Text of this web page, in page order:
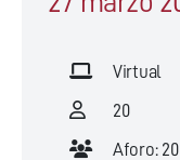
Virtual
20
Aforo: 20